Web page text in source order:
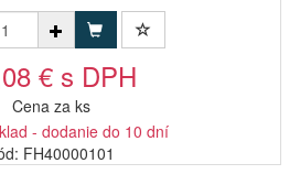
€ s DPH
Cena za ks
- dodanie do 10 dní
FH40000101